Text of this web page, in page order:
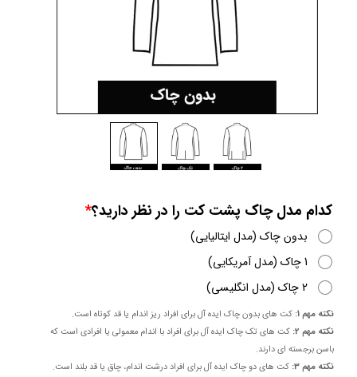
نکته مهم 1:
کت های بدون چاک ایده آل برای افراد ریز اندام یا قد کوتاه است.
نکته مهم 2:
کت های تک چاک ایده آل برای افراد با اندام معمولی یا افرادی است که
باسن برجسته ای دارند.
نکته مهم 3:
کت های دو چاک ایده آل برای افراد درشت اندام، چاق یا قد بلند است.​​​​​​​
کدام مدل چاک پشت کت را در نظر دارید؟
بدون چاک (مدل ایتالیایی)
1 چاک (مدل آمریکایی)
2 چاک (مدل انگلیسی)